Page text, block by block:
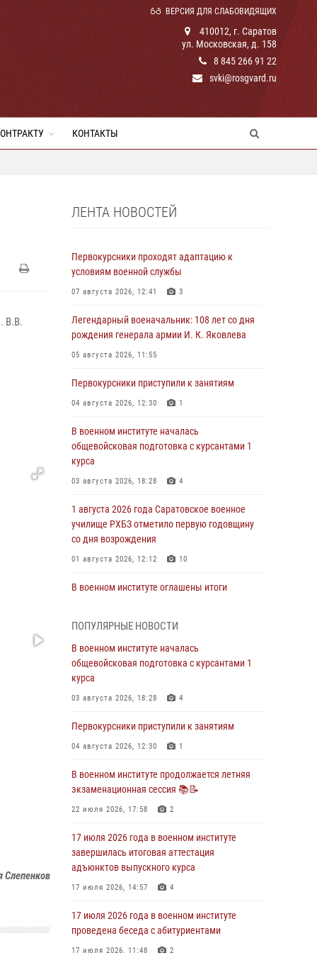
ВЕРСИЯ ДЛЯ СЛАБОВИДЯЩИХ
410012, г. Саратов
ул. Московская, д. 158
8 845 266 91 22
svki@rosgvard.ru
КОНТАКТЫ
В.В.
Слепенков
ЛЕНТА НОВОСТЕЙ
Первокурсники проходят адаптацию к
условиям военной службы
07 августа 2026, 12:41 3
Легендарный военачальник: 108 лет со дня
рождения генерала армии И. К. Яковлева
05 августа 2026, 11:55
Первокурсники приступили к занятиям
04 августа 2026, 12:30 1
В военном институте началась
общевойсковая подготовка с курсантами 1
курса
03 августа 2026, 18:28 4
1 августа 2026 года Саратовское военное
училище РХБЗ отметило первую годовщину
со дня возрождения
01 августа 2026, 12:12 10
В военном институте оглашены итоги
31 июля 2026, 12:08 5
29 июля 2026 года в военном институте
состоялась церемония приведения
военнослужащих к Военной присяге
29 июля 2026, 06:45 2
29 июля 2026 года курсанты военного
института успешно сдали экзамен по
29 июля 2026, 06:41 6
28 июля 2026 года в военном институте
молебен
28 июля 2026, 13:39 7
В военном институте завершается летняя
28 июля 2026, 10:41 1
ПОПУЛЯРНЫЕ НОВОСТИ
В военном институте началась
общевойсковая подготовка с курсантами 1
курса
03 августа 2026, 18:28 4
Первокурсники приступили к занятиям
04 августа 2026, 12:30 1
В военном институте продолжается летняя
экзаменационная сессия 📚📝
22 июля 2026, 17:58 2
17 июля 2026 года в военном институте
завершилась итоговая аттестация
адъюнктов выпускного курса
17 июля 2026, 14:57 4
17 июля 2026 года в военном институте
проведена беседа с абитуриентами
17 июля 2026, 11:48 2